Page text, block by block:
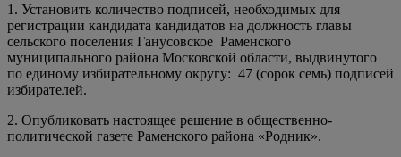
1. Установить количество подписей, необходимых для
регистрации кандидата кандидатов на должность главы
сельского поселения Ганусовское Раменского
муниципального района Московской области, выдвинутого
по единому избирательному округу: 47 (сорок семь) подписей
избирателей.
2. Опубликовать настоящее решение в общественно-
политической газете Раменского района «Родник».